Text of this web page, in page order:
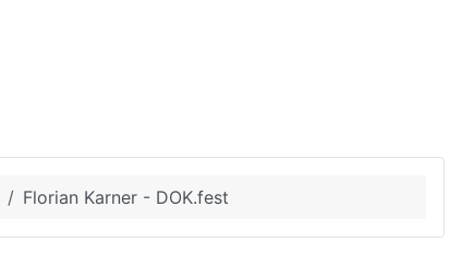
Florian Karner - DOK.fest